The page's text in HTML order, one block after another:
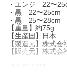
・エンジ 22〜
・黒 22〜25cm
・黒 25〜28cm
【重量】約75g
【生産国】日本
【製造元】株式
【販売元】株式会